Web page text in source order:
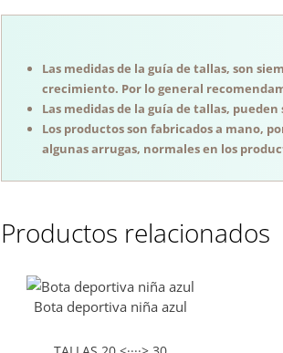
Las medidas de la guía de tallas, son
crecimiento. Por lo general
Las medidas de la guía de tallas,
Los productos son fabricados a mano,
algunas arrugas, normales en los
Productos relacionados
Bota deportiva niña azul